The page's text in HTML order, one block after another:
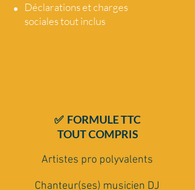
• Déclarations et charges
sociales toutinclus
✅ FORMULE TTC
TOUT COMPRIS
Artistes pro polyvalents
Chanteur(ses) musicien DJ